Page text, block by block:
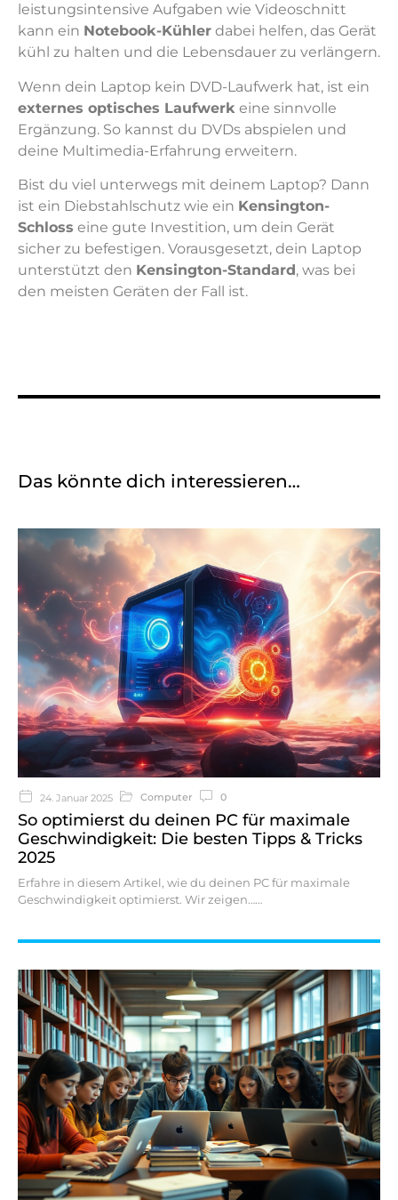
leistungsintensive Aufgaben wie Videoschnitt
kann ein Notebook-Kühler dabei helfen, das Gerät
kühl zu halten und die Lebensdauer zu verlängern.
Wenn dein Laptop kein DVD-Laufwerk hat, ist ein
externes optisches Laufwerk eine sinnvolle
Ergänzung. So kannst du DVDs abspielen und
deine Multimedia-Erfahrung erweitern.
Bist du viel unterwegs mit deinem Laptop? Dann
ist ein Diebstahlschutz wie ein Kensington-
Schloss eine gute Investition, um dein Gerät
sicher zu befestigen. Vorausgesetzt, dein Laptop
unterstützt den Kensington-Standard, was bei
den meisten Geräten der Fall ist.
Das könnte dich interessieren…
24. Januar 2025 Computer 0
So optimierst du deinen PC für maximale
Geschwindigkeit: Die besten Tipps & Tricks
2025
Erfahre in diesem Artikel, wie du deinen PC für maximale
Geschwindigkeit optimierst. Wir zeigen…